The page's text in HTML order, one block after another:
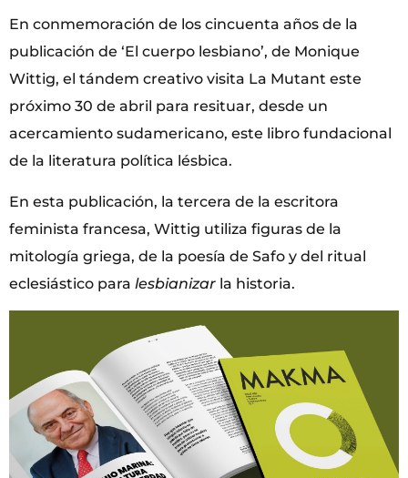
En conmemoración de los cincuenta años de la
publicación de ‘El cuerpo lesbiano’, de Monique
Wittig, el tándem creativo visita La Mutant este
próximo 30 de abril para resituar, desde un
acercamiento sudamericano, este libro fundacional
de la literatura política lésbica.
En esta publicación, la tercera de la escritora
feminista francesa, Wittig utiliza figuras de la
mitología griega, de la poesía de Safo y del ritual
eclesiástico para lesbianizar la historia.